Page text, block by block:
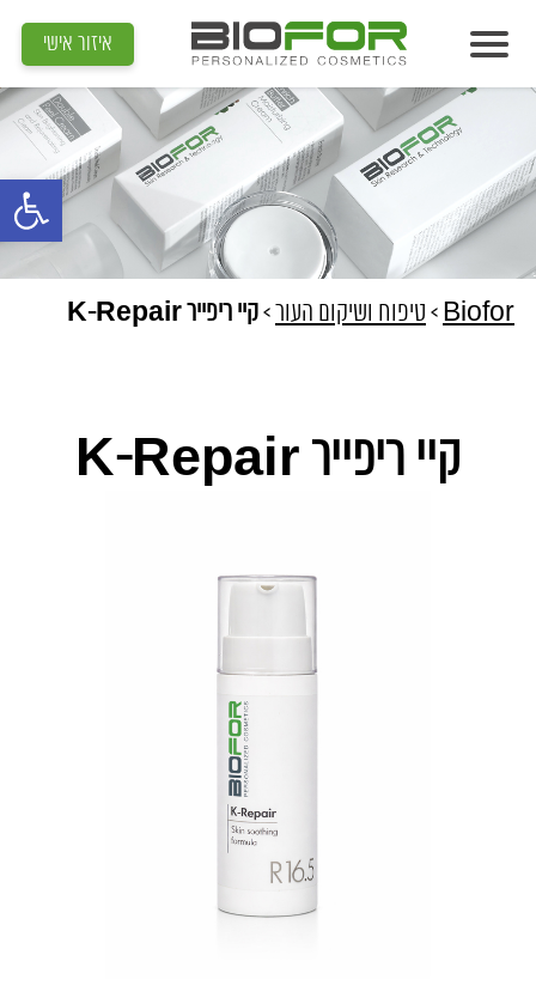
פתח סרגל
אודות
מוצרים
תוצאות
מדיה
מאמרים
איתור קוסמטיקאית
איזור אישי
Biofor
> טיפוח ושיקום העור>קיי ריפייר K-Repair
קיי ריפייר K-Repair